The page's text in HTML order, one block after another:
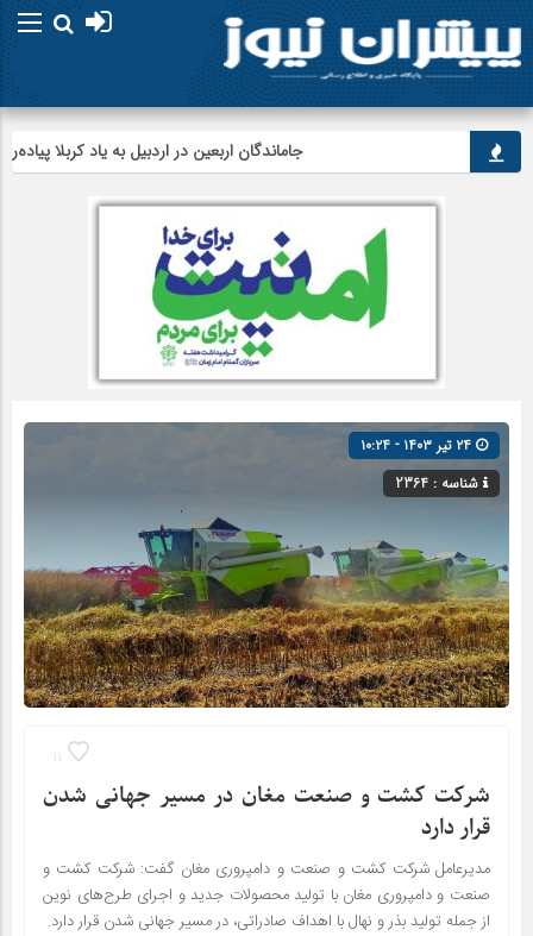
جاماندگان اربعین در اردبیل به یاد کربلا پیاده‌روی
شناسه : 2364
11
شرکت کشت و صنعت مغان در مسیر جهانی شدن
قرار دارد
مدیرعامل شرکت کشت و صنعت و دامپروری مغان گفت: شرکت کشت و
صنعت و دامپروری مغان با تولید محصولات جدید و اجرای طرح‌های نوین
از جمله تولید بذر و نهال با اهداف صادراتی، در مسیر جهانی شدن قرار دارد.